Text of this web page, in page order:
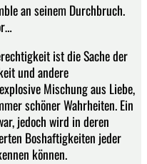
an seinem Durchbruch.
ist die Sache der
und andere
Mischung aus Liebe,
schöner Wahrheiten. Ein
jedoch wird in deren
Boshaftigkeiten jeder
können.